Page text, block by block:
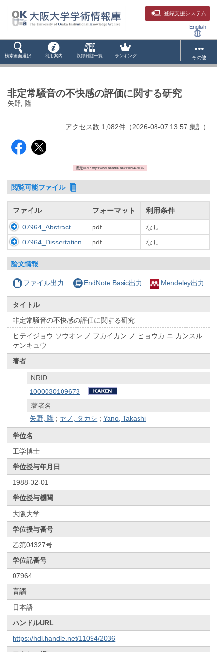
登録支援システム
English
検索画面選択 利用案内 収録雑誌一覧 ランキング その他
非定常騒音の不快感の評価に関する研究
矢野, 隆
アクセス数:1,082件 （2026-08-07 13:57 集計）
固定URL: https://hdl.handle.net/11094/2036
閲覧可能ファイル
ファイル フォーマット 利用条件
07964_Abstract pdf
なし
07964_Dissertation
pdf なし
論文情報
ファイル出力 EndNote Basic出力 Mendeley出力
タイトル
非定常騒音の不快感の評価に関する研究
ヒテイジョウ ソウオン ノ フカイカン ノ ヒョウカ ニ カンスル
ケンキュウ
著者
NRID
1000030109673
著者名
矢野, 隆 ; ヤノ, タカシ ;Yano, Takashi
学位名
工学博士
学位授与年月日
1988-02-01
学位授与機関
大阪大学
学位授与番号
乙第04327号
学位記番号
07964
言語
日本語
ハンドルURL
https://hdl.handle.net/11094/2036